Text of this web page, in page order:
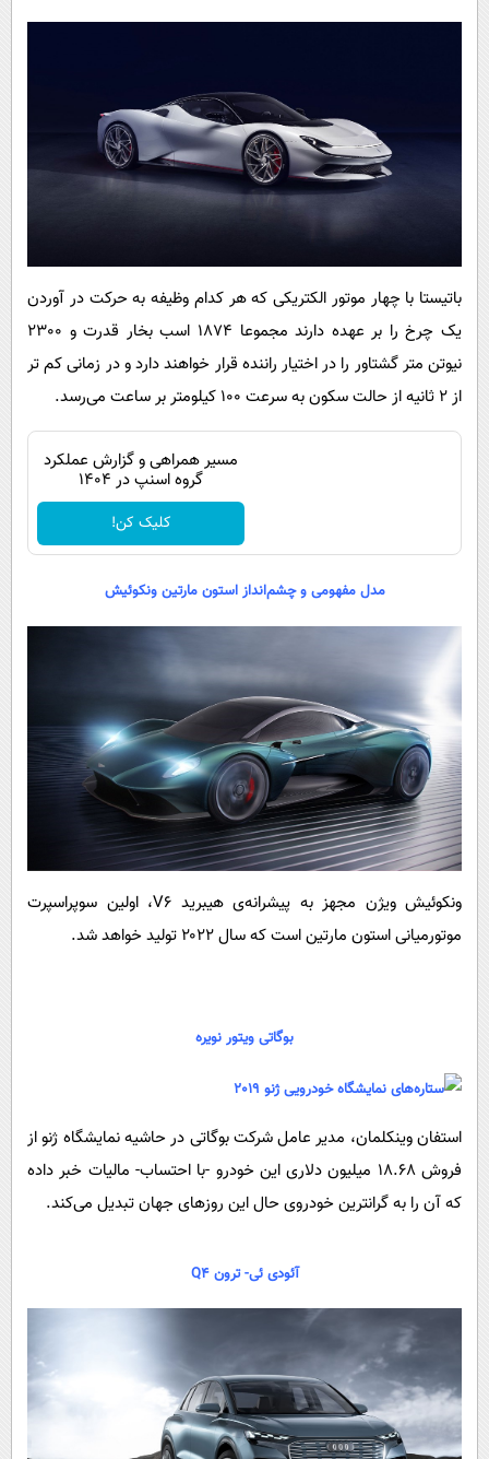
باتیستا با چهار موتور الکتریکی که هر کدام وظیفه به حرکت در آوردن
یک چرخ را بر عهده دارند مجموعا 1874 اسب بخار قدرت و 2300
نیوتن متر گشتاور را در اختیار راننده قرار خواهند دارد و در زمانی کم تر
از ۲ ثانیه از حالت سکون به سرعت ۱۰۰ کیلومتر بر ساعت می‌رسد.
مسیر همراهی و گزارش عملکرد
گروه اسنپ در ۱۴۰۴
کلیک کن!
مدل مفهومی و چشم‌انداز استون مارتین ونکوئیش
ونکوئیش ويژن مجهز به پیشرانه‌ی هیبرید V6، اولین سوپراسپرت
موتورمیانی استون مارتین است که سال ۲۰۲۲ تولید خواهد شد.
بوگاتی ویتور نویره
استفان وینکلمان، مدیر عامل شرکت بوگاتی در حاشیه نمایشگاه ژنو از
فروش 18.68 میلیون دلاری این خودرو -با احتساب- مالیات خبر داده
که آن را به گرانترین خودروی حال این روزهای جهان تبدیل می‌کند.
آئودی ئی- ترون Q4